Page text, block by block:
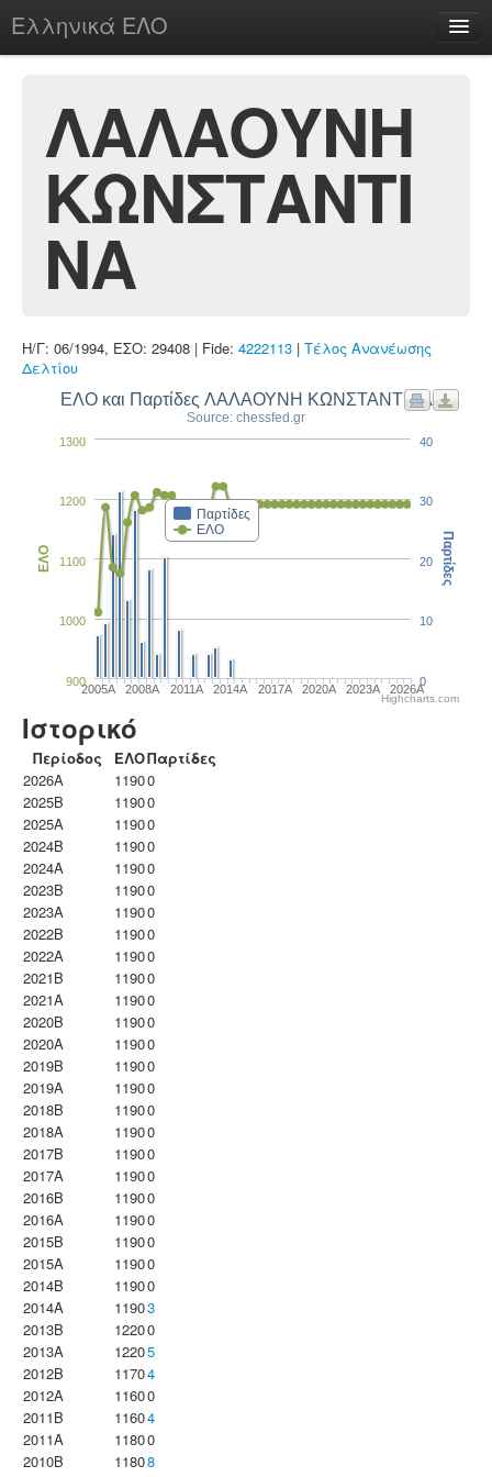
Ελληνικά ΕΛΟ
chesstu.be @ discord
Login
ΛΑΛΑΟΥΝΗ
ΚΩΝΣΤΑΝΤΙ
ΝΑ
Η/Γ: 06/1994, ΕΣΟ: 29408 | Fide: 4222113 | Τέλος Ανανέωσης
Δελτίου
ΕΛΟ και Παρτίδες ΛΑΛΑΟΥΝΗ ΚΩΝΣΤΑΝΤΙΝΑ
Source: chessfed.gr
Παρτίδες
ΕΛΟ
2005A 2008A 2011A 2014A 2017A 2020A 2023Α 2026A
1000
1100
1200
900
1300
ΕΛΟ
0
10
20
30
40
Παρτίδες
Highcharts.com
Ιστορικό
Περίοδος ΕΛΟΠαρτίδες
2026A
11900
2025B
11900
2025A
11900
2024B
11900
2024A
11900
2023B
11900
2023Α
11900
2022B
11900
2022A
11900
2021B
11900
2021A
11900
2020B
11900
2020A
11900
2019B
11900
2019A
11900
2018B
11900
2018A
11900
2017B
11900
2017A
11900
2016B
11900
2016A
11900
2015B
11900
2015A
11900
2014B
11900
2014A
11903
2013B
12200
2013A
12205
2012B
11704
2012A
11600
2011B
11604
2011A
11800
2010B
11808